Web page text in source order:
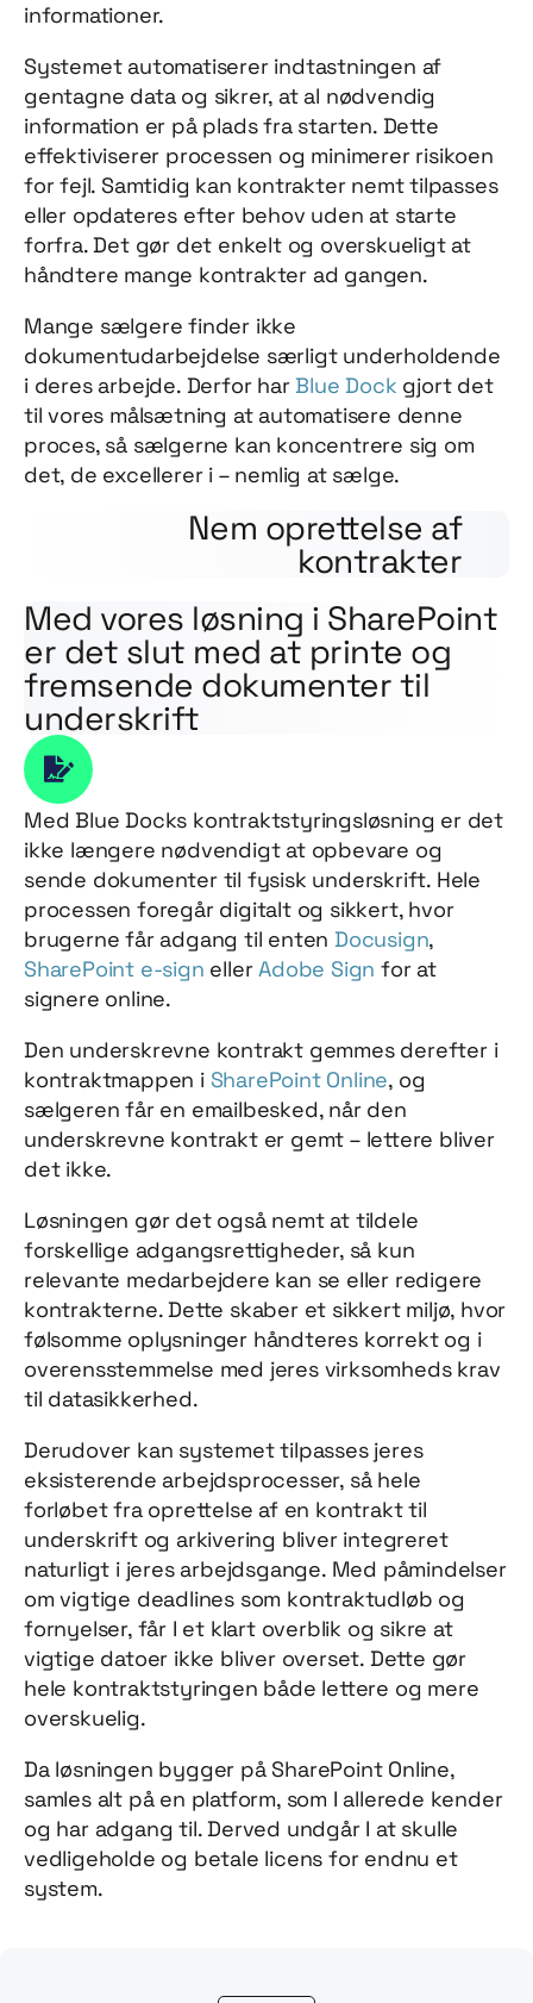
informationer.
Systemet automatiserer indtastningen af
gentagne data og sikrer, at al nødvendig
information er på plads fra starten. Dette
effektiviserer processen og minimerer risikoen
for fejl. Samtidig kan kontrakter nemt tilpasses
eller opdateres efter behov uden at starte
forfra. Det gør det enkelt og overskueligt at
håndtere mange kontrakter ad gangen.
Mange sælgere finder ikke
dokumentudarbejdelse særligt underholdende
i deres arbejde. Derfor harBlue Dock gjort det
til vores målsætning at automatisere denne
proces, så sælgerne kan koncentrere sig om
det, de excellerer i – nemlig at sælge.
Nem oprettelse af
kontrakter
Med vores løsning i SharePoint
er det slut med at printe og
fremsende dokumenter til
underskrift
Med Blue Docks kontraktstyringsløsning er det
ikke længere nødvendigt at opbevare og
sende dokumenter til fysisk underskrift. Hele
processen foregår digitalt og sikkert, hvor
brugerne får adgang til entenDocusign,
SharePoint e-sign ellerAdobe Sign for at
signere online.
Den underskrevne kontrakt gemmes derefter i
kontraktmappen i SharePoint Online, og
sælgeren får en emailbesked, når den
underskrevne kontrakt er gemt – lettere bliver
det ikke.
Løsningen gør det også nemt at tildele
forskellige adgangsrettigheder, så kun
relevante medarbejdere kan se eller redigere
kontrakterne. Dette skaber et sikkert miljø, hvor
følsomme oplysninger håndteres korrekt og i
overensstemmelse med jeres virksomheds krav
til datasikkerhed.
Derudover kan systemet tilpasses jeres
eksisterende arbejdsprocesser, så hele
forløbet fra oprettelse af en kontrakt til
underskrift og arkivering bliver integreret
naturligt i jeres arbejdsgange. Med påmindelser
om vigtige deadlines som kontraktudløb og
fornyelser, får I et klart overblik og sikre at
vigtige datoer ikke bliver overset. Dette gør
hele kontraktstyringen både lettere og mere
overskuelig.
Da løsningen bygger på SharePoint Online,
samles alt på en platform, som I allerede kender
og har adgang til. Derved undgår I at skulle
vedligeholde og betale licens for endnu et
system.